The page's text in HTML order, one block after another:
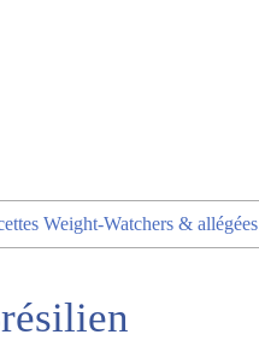
Weight-Watchers & allégées